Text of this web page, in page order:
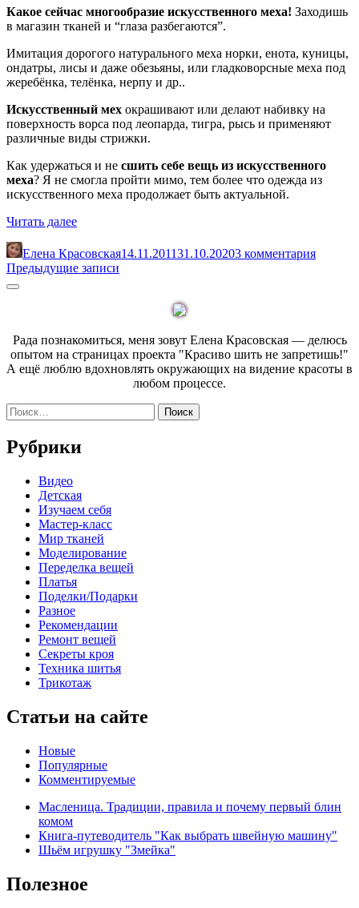
Какое сейчас многообразие искусственного меха! Заходишь
в магазин тканей и “глаза разбегаются”.
Имитация дорогого натурального меха норки, енота, куницы,
ондатры, лисы и даже обезьяны, или гладковорсные меха под
жеребёнка, телёнка, нерпу и др..
Искусственный мех окрашивают или делают набивку на
поверхность ворса под леопарда, тигра, рысь и применяют
различные виды стрижки.
Как удержаться и не сшить себе вещь из искусственного
меха? Я не смогла пройти мимо, тем более что одежда из
искусственного меха продолжает быть актуальной.
Читать далее«Искусственный
Обработка
меха.
Елена Красовская14.11.201131.10.20203 комментария
Навигация
по
Предыдущие записи
Sidebar
Рада познакомиться, меня зовут Елена Красовская — делюсь
опытом на страницах проекта "Красиво шить не запретишь!"
А ещё люблю вдохновлять окружающих на видение красоты в
любом процессе.
Найти:
Рубрики
Видео
Детская
Изучаем себя
Мастер-класс
Мир тканей
Моделирование
Переделка вещей
Платья
Поделки/Подарки
Разное
Рекомендации
Ремонт вещей
Секреты кроя
Техника шитья
Трикотаж
Статьи на сайте
Новые
Популярные
Комментируемые
Масленица. Традиции, правила и почему первый блин
комом
Книга-путеводитель "Как выбрать швейную машину"
Шьём игрушку "Змейка"
Полезное